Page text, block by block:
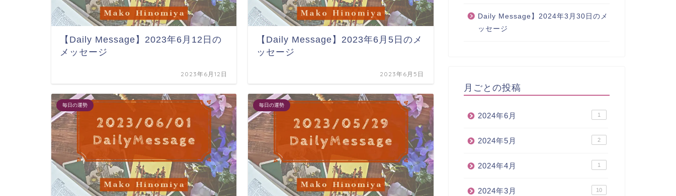
【Daily Message】2023年6月12日の
メッセージ
2023年6月12日
【Daily Message】2023年6月5日のメ
ッセージ
2023年6月5日
毎日の運勢 毎日の運勢
Daily Message】2024年3月30日のメ
ッセージ
月ごとの投稿
2024年6月 1
2024年5月 2
2024年4月 1
2024年3月 10